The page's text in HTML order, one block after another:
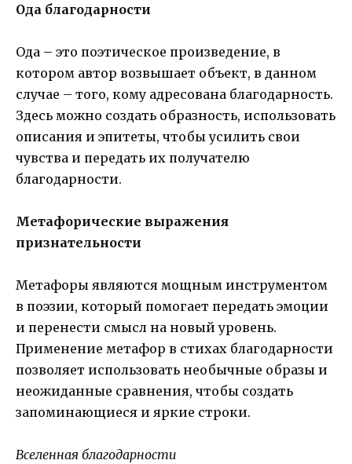
Ода благодарности
Ода – это поэтическое произведение, в
котором автор возвышает объект, в данном
случае – того, кому адресована благодарность.
Здесь можно создать образность, использовать
описания и эпитеты, чтобы усилить свои
чувства и передать их получателю
благодарности.
Метафорические выражения
признательности
Метафоры являются мощным инструментом
в поэзии, который помогает передать эмоции
и перенести смысл на новый уровень.
Применение метафор в стихах благодарности
позволяет использовать необычные образы и
неожиданные сравнения, чтобы создать
запоминающиеся и яркие строки.
Вселенная благодарности